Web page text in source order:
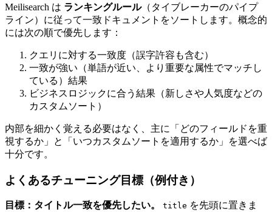
Meilisearch は ランキングルール（タイブレーカーのパイプ
ライン）に従って一致ドキュメントをソートします。概念的
には次の順で優先します：
クエリに対する一致度（誤字許容も含む）
一致が強い（単語が近い、より重要な属性でマッチし
ている）結果
ビジネスロジックに合う結果（新しさや人気度などの
カスタムソート）
内部を細かく覚える必要はなく、主に「どのフィールドを重
視するか」と「いつカスタムソートを適用するか」を選べば
十分です。
よくあるチューニング目標（例付き）
目標：タイトル一致を優先したい。 title を先頭に置きま